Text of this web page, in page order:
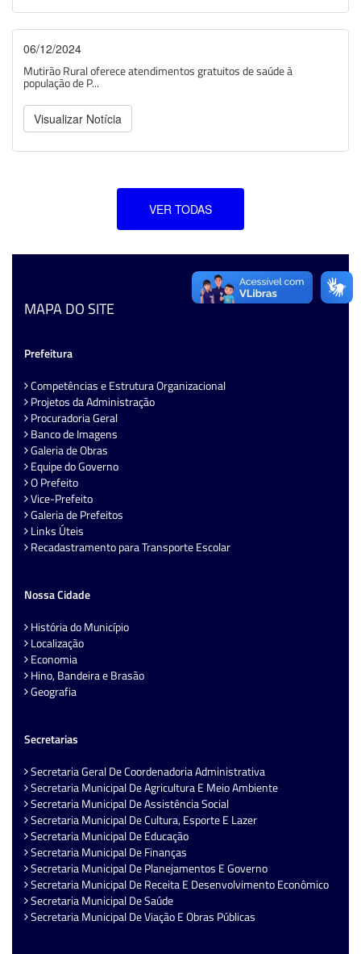
06/12/2024
Mutirão Rural oferece atendimentos gratuitos de saúde à
população de P...
Visualizar Notícia
VER TODAS
MAPA DO SITE
Prefeitura
Competências e Estrutura Organizacional
Projetos da Administração
Procuradoria Geral
Banco de Imagens
Galeria de Obras
Equipe do Governo
O Prefeito
Vice-Prefeito
Galeria de Prefeitos
Links Úteis
Recadastramento para Transporte Escolar
Nossa Cidade
História do Município
Localização
Economia
Hino, Bandeira e Brasão
Geografia
Secretarias
Secretaria Geral De Coordenadoria Administrativa
Secretaria Municipal De Agricultura E Meio Ambiente
Secretaria Municipal De Assistência Social
Secretaria Municipal De Cultura, Esporte E Lazer
Secretaria Municipal De Educação
Secretaria Municipal De Finanças
Secretaria Municipal De Planejamentos E Governo
Secretaria Municipal De Receita E Desenvolvimento Econômico
Secretaria Municipal De Saúde
Secretaria Municipal De Viação E Obras Públicas